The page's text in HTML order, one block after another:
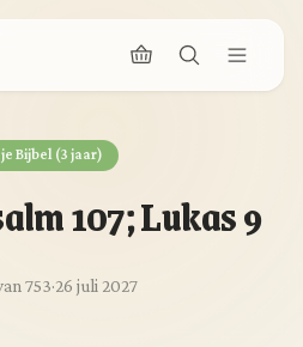
Bijbel (3 jaar)
107; Lukas 9
753·26 juli 2027